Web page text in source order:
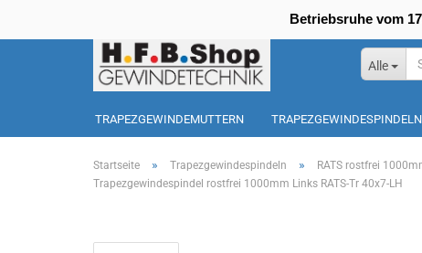
Alle
Betriebsruhe vom
TRAPEZGEWINDEMUTTERN TRAPEZGEWINDESPINDELN
Startseite » Trapezgewindespindeln » RATS rostfrei
Trapezgewindespindel rostfrei 1000mm Links RATS-Tr 40x7-LH